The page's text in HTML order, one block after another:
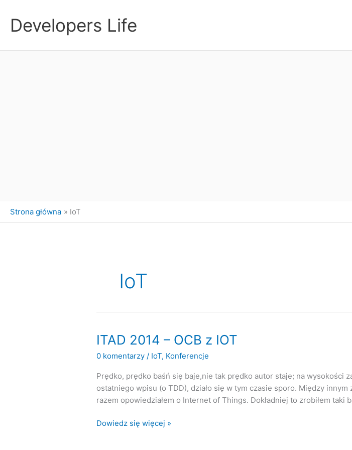
treściDevelopers Life
Strona główna IoT
IoT
ITAD 2014 – OCB z IOT
0 komentarzy / IoT, Konferencje
Prędko, prędko baśń się baje,nie tak prędko autor staje; na wysokości
ostatniego wpisu (o TDD), działo się w tym czasie sporo. Między
razem opowiedziałem o Internet of Things. Dokładniej to zrobiłem taki
ITAD
Dowiedz się więcej »